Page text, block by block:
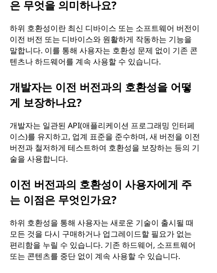
은 무엇을 의미하나요?
하위 호환성이란 최신 디바이스 또는 소프트웨어 버전이
이전 버전 또는 디바이스와 원활하게 작동하는 기능을
말합니다. 이를 통해 사용자는 호환성 문제 없이 기존 콘
텐츠나 하드웨어를 계속 사용할 수 있습니다.
개발자는 이전 버전과의 호환성을 어떻
게 보장하나요?
개발자는 일관된 API(애플리케이션 프로그래밍 인터페
이스)를 유지하고, 업계 표준을 준수하며, 새 버전을 이전
버전과 철저하게 테스트하여 호환성을 보장하는 등의 기
술을 사용합니다.
이전 버전과의 호환성이 사용자에게 주
는 이점은 무엇인가요?
하위 호환성을 통해 사용자는 새로운 기술이 출시될 때
모든 것을 다시 구매하거나 업그레이드할 필요가 없는
편리함을 누릴 수 있습니다. 기존 하드웨어, 소프트웨어
또는 콘텐츠를 중단 없이 계속 사용할 수 있습니다.